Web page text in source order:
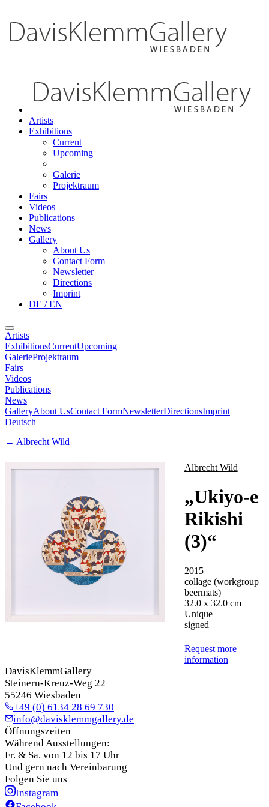
Artists
Exhibitions
Current
Upcoming
Galerie
Projektraum
Fairs
Videos
Publications
News
Gallery
About Us
Contact Form
Newsletter
Directions
Imprint
DE / EN
Artists
ExhibitionsCurrentUpcoming
GalerieProjektraum
Fairs
Videos
Publications
News
GalleryAbout UsContact FormNewsletterDirectionsImprint
Deutsch
← Albrecht Wild
Albrecht Wild
„Ukiyo-e
Rikishi
(3)“
2015
collage (workgroup
beermats)
32.0 x 32.0 cm
Unique
signed
Request more
information
DavisKlemmGallery
Steinern-Kreuz-Weg 22
55246 Wiesbaden
+49 (0) 6134 28 69 730
info@davisklemmgallery.de
Öffnungszeiten
Während Ausstellungen:
Fr. & Sa. von 12 bis 17 Uhr
Und gern nach Vereinbarung
Folgen Sie uns
Instagram